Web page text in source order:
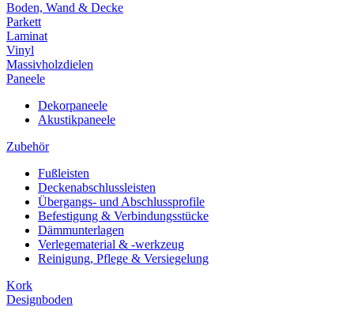
Boden, Wand & Decke
Parkett
Laminat
Vinyl
Massivholzdielen
Paneele
Dekorpaneele
Akustikpaneele
Zubehör
Fußleisten
Deckenabschlussleisten
Übergangs- und Abschlussprofile
Befestigung & Verbindungsstücke
Dämmunterlagen
Verlegematerial & -werkzeug
Reinigung, Pflege & Versiegelung
Kork
Designboden